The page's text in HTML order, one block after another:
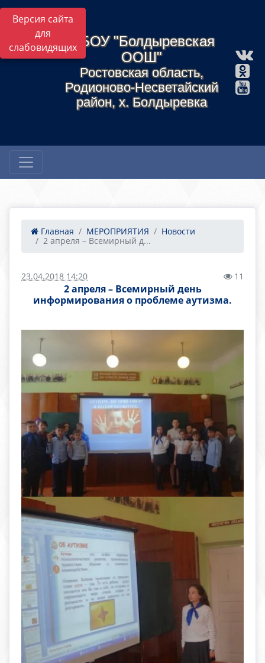
Версия сайта
для
слабовидящихМБОУ "Болдыревская
ООШ"
Ростовская область,
Родионово-Несветайский
район, х. Болдыревка
Главная МЕРОПРИЯТИЯ
Новости
2 апреля – Всемирный д...
23.04.2018 14:20 11
2 апреля – Всемирный день
информирования о проблеме аутизма.